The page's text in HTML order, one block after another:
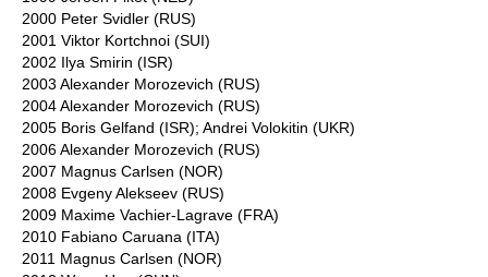
2000 Peter Svidler (RUS)
2001 Viktor Kortchnoi (SUI)
2002 Ilya Smirin (ISR)
2003 Alexander Morozevich (RUS)
2004 Alexander Morozevich (RUS)
2005 Boris Gelfand (ISR); Andrei Volokitin (UKR)
2006 Alexander Morozevich (RUS)
2007 Magnus Carlsen (NOR)
2008 Evgeny Alekseev (RUS)
2009 Maxime Vachier-Lagrave (FRA)
2010 Fabiano Caruana (ITA)
2011 Magnus Carlsen (NOR)